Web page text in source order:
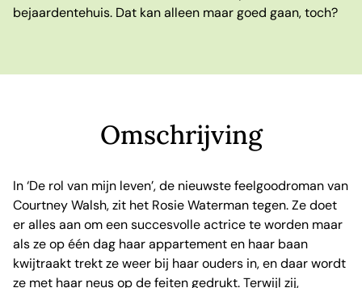
bejaardentehuis. Dat kan alleen maar goed gaan, toch?
Omschrijving
In ‘De rol van mijn leven’, de nieuwste feelgoodroman van
Courtney Walsh, zit het Rosie Waterman tegen. Ze doet
er alles aan om een succesvolle actrice te worden maar
als ze op één dag haar appartement en haar baan
kwijtraakt trekt ze weer bij haar ouders in, en daar wordt
ze met haar neus op de feiten gedrukt. Terwijl zij,